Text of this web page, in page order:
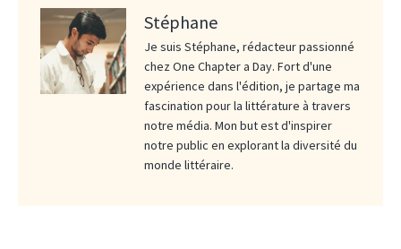
Stéphane
Je suis Stéphane, rédacteur passionné
chez One Chapter a Day. Fort d'une
expérience dans l'édition, je partage ma
fascination pour la littérature à travers
notre média. Mon but est d'inspirer
notre public en explorant la diversité du
monde littéraire.